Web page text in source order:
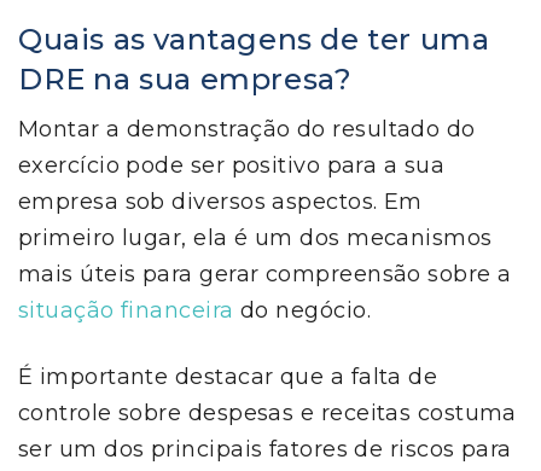
Quais as vantagens de ter uma
DRE na sua empresa?
Montar a demonstração do resultado do
exercício pode ser positivo para a sua
empresa sob diversos aspectos. Em
primeiro lugar, ela é um dos mecanismos
mais úteis para gerar compreensão sobre a
situação financeira do negócio.
É importante destacar que a falta de
controle sobre despesas e receitas costuma
ser um dos principais fatores de riscos para